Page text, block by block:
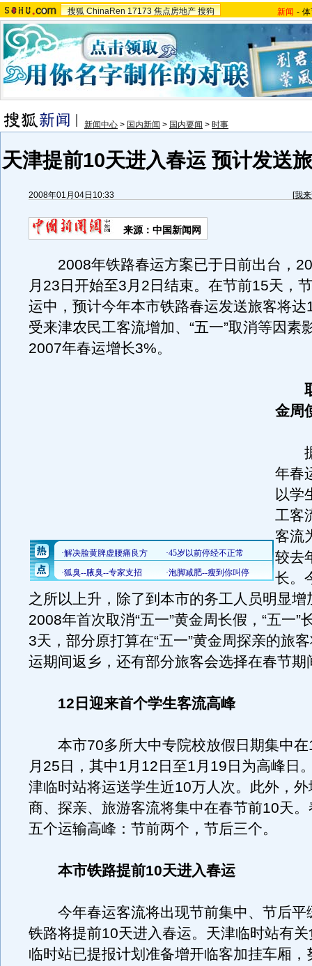
搜狐 ChinaRen 17173 焦点房地产 搜狗 新闻 -
新闻中心 > 国内新闻 > 国内要闻 > 时事
天津提前10天进入春运 预计发送
2008年01月04日10:33 [我
来源：中国新闻网
2008年铁路春运方案已于日前出台，
月23日开始至3月2日结束。在节前15天，
运中，预计今年本市铁路春运发送旅客将达
受来津农民工客流增加、“五一”取消等因素
2007年春运增长3%。
金周
据
年春
以学
工客
客流
较去
长。
之所以上升，除了到本市的务工人员明显增
2008年首次取消“五一”黄金周长假，“五一”
3天，部分原打算在“五一”黄金周探亲的旅
运期间返乡，还有部分旅客会选择在春节期
12日迎来首个学生客流高峰
本市70多所大中专院校放假日期集中在
月25日，其中1月12日至1月19日为高峰日
津临时站将运送学生近10万人次。此外，
商、探亲、旅游客流将集中在春节前10天
五个运输高峰：节前两个，节后三个。
本市铁路提前10天进入春运
今年春运客流将出现节前集中、节后平
铁路将提前10天进入春运。天津临时站有
临时站已提报计划准备增开临客加挂车厢，